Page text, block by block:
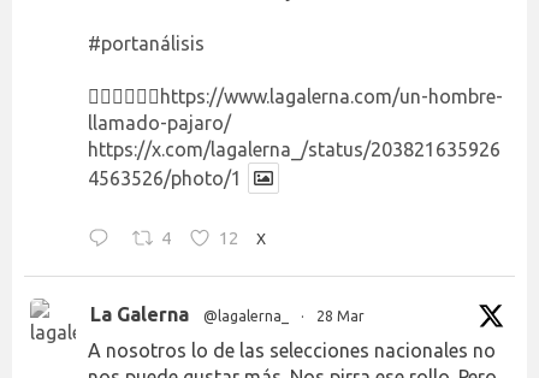
#portanálisis
👉🏻👉🏻👉🏻 https://www.lagalerna.com/un-hombre-
llamado-pajaro/
https://x.com/lagalerna_/status/203821635926
4563526/photo/1
4 12 X
La Galerna @lagalerna_ · 28 Mar
A nosotros lo de las selecciones nacionales no